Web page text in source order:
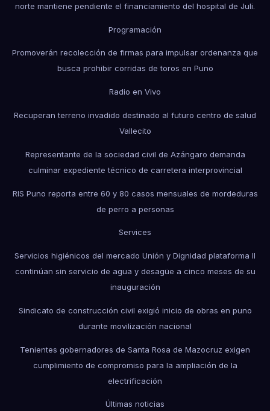
norte mantiene pendiente el financiamiento del hospital de Juli.
Programación
Promoverán recolección de firmas para impulsar ordenanza que
busca prohibir corridas de toros en Puno
Radio en Vivo
Recuperan terreno invadido destinado al futuro centro de salud
Vallecito
Representante de la sociedad civil de Azángaro demanda
culminar expediente técnico de carretera interprovincial
RIS Puno reporta entre 60 y 80 casos mensuales de mordeduras
de perro a personas
Services
Servicios higiénicos del mercado Unión y Dignidad plataforma II
continúan sin servicio de agua y desagüe a cinco meses de su
inauguración
Sindicato de construcción civil exigió inicio de obras en puno
durante movilización nacional
Tenientes gobernadores de Santa Rosa de Mazocruz exigen
cumplimiento de compromiso para la ampliación de la
electrificación
Últimas noticias